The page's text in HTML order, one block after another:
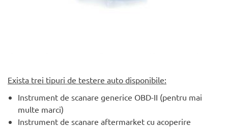
Exista trei tipuri de testere auto disponibile:
Instrument de scanare generice OBD-II (pentru mai
multe marci)
Instrument de scanare aftermarket cu acoperire